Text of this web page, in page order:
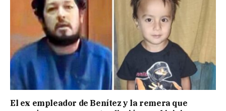
El ex empleador de Benítez y la remera que